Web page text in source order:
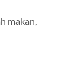
makan,